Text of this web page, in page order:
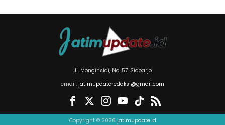
Jl. Monginsidi, No. 57. Sidoarjo
email: jatimupdateredaksi@gmail.com
Copyright © 2026 jatimupdate.id